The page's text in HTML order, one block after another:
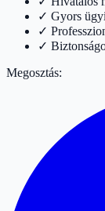
✓ Gyors
✓
✓
Megosztás: